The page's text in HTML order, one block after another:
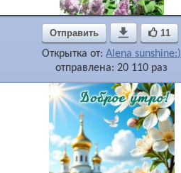
Отправить  11
Открытка от:Alena sunshine:)
отправлена: 20 110 раз